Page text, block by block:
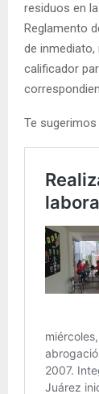
residuos en
Reglamento
de
calificador
Te sugerimos